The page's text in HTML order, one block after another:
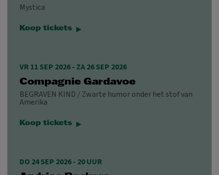
Mystica
Koop tickets
VR 11 SEP 2026- ZA 26 SEP 2026
Compagnie Gardavoe
BEGRAVEN KIND / Zwarte humor onder het stof van
Amerika
Koop tickets
DO 24 SEP 2026 - 20 UUR